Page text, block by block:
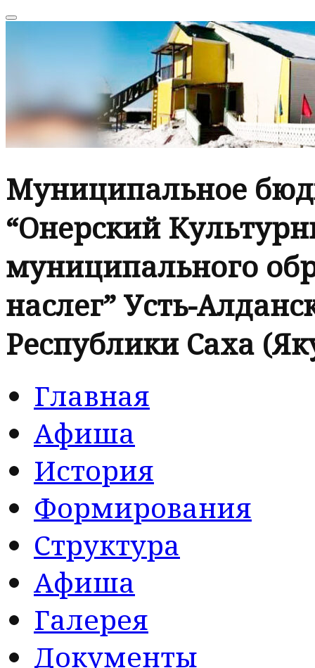
Муниципальное
“Онерский
муниципального
наслег” Усть-
Республики Саха
Главная
Афиша
История
Формирования
Структура
Афиша
Галерея
Документы